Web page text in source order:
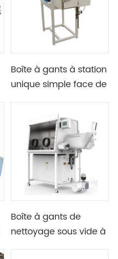
Boîte à gants à station
unique simple face de
avec système de
circulation
Boîte à gants de
nettoyage sous vide à